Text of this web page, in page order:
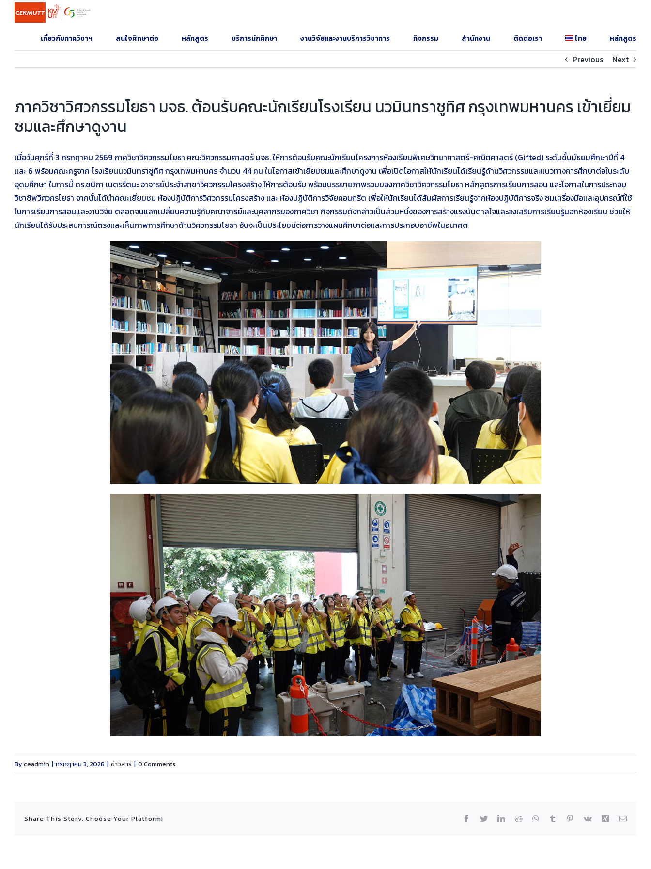
เกี่ยวกับภาควิชาฯ สนใจศึกษาต่อ หลักสูตร บริการนักศึกษา งานวิจัยและงานบริการวิชาการ กิจกรรม สำนักงาน ติดต่อเรา ไทย หลักสูตร
Previous Next
ภาควิชาวิศวกรรมโยธา มจธ. ต้อนรับคณะนักเรียนโรงเรียน นวมินทราชูทิศ กรุงเทพมหานคร เข้าเยี่ยม
ชมและศึกษาดูงาน
เมื่อวันศุกร์ที่ 3 กรกฎาคม 2569 ภาควิชาวิศวกรรมโยธา คณะวิศวกรรมศาสตร์ มจธ. ให้การต้อนรับคณะนักเรียนโครงการห้องเรียนพิเศษวิทยาศาสตร์-คณิตศาสตร์ (Gifted) ระดับชั้นมัธยมศึกษาปีที่ 4
และ 6 พร้อมคณะครูจาก โรงเรียนนวมินทราชูทิศ กรุงเทพมหานคร จำนวน 44 คน ในโอกาสเข้าเยี่ยมชมและศึกษาดูงาน เพื่อเปิดโอกาสให้นักเรียนได้เรียนรู้ด้านวิศวกรรมและแนวทางการศึกษาต่อในระดับ
อุดมศึกษา ในการนี้ ดร.ชนิภา เนตรรัตนะ อาจารย์ประจำสาขาวิศวกรรมโครงสร้าง ให้การต้อนรับ พร้อมบรรยายภาพรวมของภาควิชาวิศวกรรมโยธา หลักสูตรการเรียนการสอน และโอกาสในการประกอบ
วิชาชีพวิศวกรโยธา จากนั้นได้นำคณะเยี่ยมชม ห้องปฏิบัติการวิศวกรรมโครงสร้าง และ ห้องปฏิบัติการวิจัยคอนกรีต เพื่อให้นักเรียนได้สัมผัสการเรียนรู้จากห้องปฏิบัติการจริง ชมเครื่องมือและอุปกรณ์ที่ใช้
ในการเรียนการสอนและงานวิจัย ตลอดจนแลกเปลี่ยนความรู้กับคณาจารย์และบุคลากรของภาควิชา กิจกรรมดังกล่าวเป็นส่วนหนึ่งของการสร้างแรงบันดาลใจและส่งเสริมการเรียนรู้นอกห้องเรียน ช่วยให้
นักเรียนได้รับประสบการณ์ตรงและเห็นภาพการศึกษาด้านวิศวกรรมโยธา อันจะเป็นประโยชน์ต่อการวางแผนศึกษาต่อและการประกอบอาชีพในอนาคต
Byceadmin | กรกฎาคม 3, 2026 | ข่าวสาร | 0 Comments
Share This Story, Choose Your Platform! Facebook
TwitterLinkedIn
Reddit WhatsApp
Tumblr Pinterest
Vk Xing Email